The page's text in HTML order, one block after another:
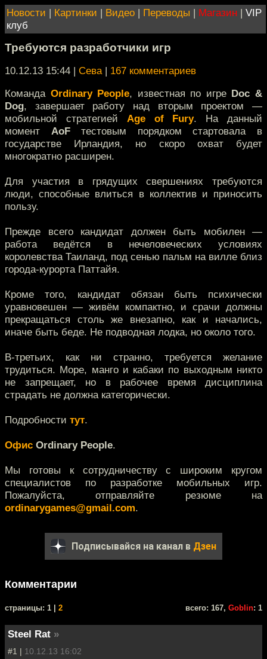
Новости | Картинки | Видео | Переводы | Магазин | VIP
клуб
Требуются разработчики игр
10.12.13 15:44 | Сева| 167 комментариев
Команда Ordinary People, известная по игре Doc &
Dog, завершает работу над вторым проектом —
мобильной стратегией Age of Fury. На данный
момент AoFтестовым порядком стартовала в
государстве Ирландия, но скоро охват будет
многократно расширен.
Для участия в грядущих свершениях требуются
люди, способные влиться в коллектив и приносить
пользу.
Прежде всего кандидат должен быть мобилен —
работа ведётся в нечеловеческих условиях
королевства Таиланд, под сенью пальм на вилле близ
города-курорта Паттайя.
Кроме того, кандидат обязан быть психически
уравновешен — живём компактно, и срачи должны
прекращаться столь же внезапно, как и начались,
иначе быть беде. Не подводная лодка, но около того.
В-третьих, как ни странно, требуется желание
трудиться. Море, манго и кабаки по выходным никто
не запрещает, но в рабочее время дисциплина
страдать не должна категорически.
Подробности тут.
Офис Ordinary People.
Мы готовы к сотрудничеству с широким кругом
специалистов по разработке мобильных игр.
Пожалуйста, отправляйте резюме на
ordinarygames@gmail.com.
Подписывайся на канал в Дзен
Комментарии
cтраницы: 1 | 2 всего: 167, Goblin: 1
Steel Rat »
#1 | 10.12.13 16:02